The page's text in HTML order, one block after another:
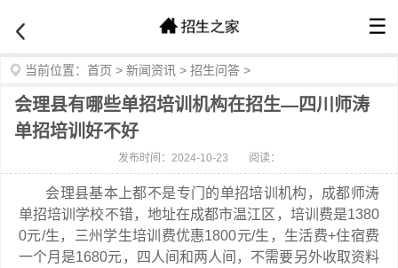
☰
当前位置： 首页 > 新闻资讯 > 招生问答 >
会理县有哪些单招培训机构在招生—四川师涛
单招培训好不好
发布时间：2024-10-23 阅读：
会理县基本上都不是专门的单招培训机构，成都师涛
单招培训学校不错，地址在成都市温江区，培训费是1380
0元/生，三州学生培训费优惠1800元/生，生活费+住宿费
一个月是1680元，四人间和两人间，不需要另外收取资料